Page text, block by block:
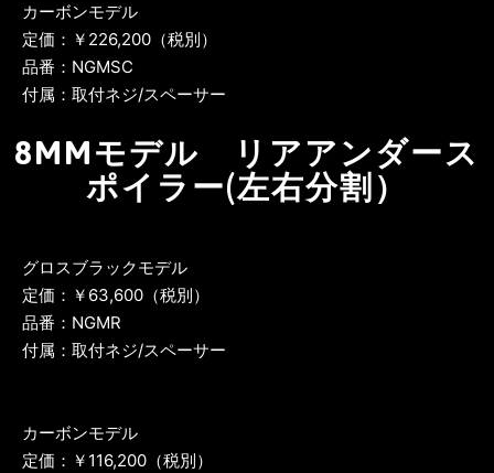
カーボンモデル
定価：￥226,200（税別）
品番：NGMSC
付属：取付ネジ/スペーサー
8MMモデル リアアンダース
ポイラー(左右分割）
グロスブラックモデル
定価：￥63,600（税別）
品番：NGMR
付属：取付ネジ/スペーサー
カーボンモデル
定価：￥116,200（税別）